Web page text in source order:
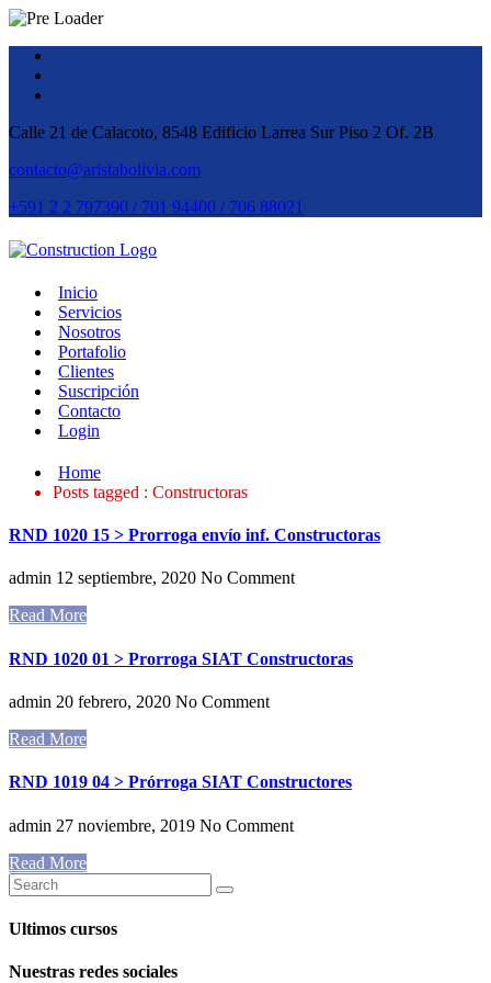
Calle 21 de Calacoto, 8548 Edificio Larrea Sur Piso 2 Of. 2B
contacto@aristabolivia.com
+591 2 2 797390 / 701 94400 / 706 88021
Inicio
Servicios
Nosotros
Portafolio
Clientes
Suscripción
Contacto
Login
Home
Posts tagged : Constructoras
RND 1020 15 > Prorroga envío inf. Constructoras
admin 12 septiembre, 2020 No Comment
Read More
RND 1020 01 > Prorroga SIAT Constructoras
admin 20 febrero, 2020 No Comment
Read More
RND 1019 04 > Prórroga SIAT Constructores
admin 27 noviembre, 2019 No Comment
Read More
Ultimos cursos
Nuestras redes sociales